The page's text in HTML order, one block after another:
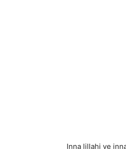
Inna lillahi ve